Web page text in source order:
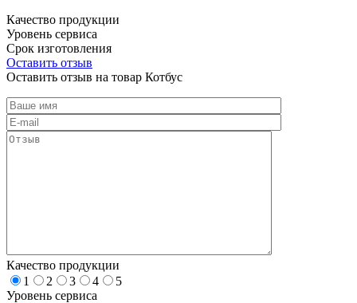
Качество продукции
Уровень сервиса
Срок изготовления
Оставить отзыв
Оставить отзыв на товар Котбус
Качество продукции
1
2 3 4
5
Уровень сервиса